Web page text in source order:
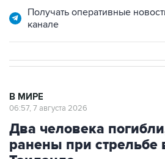
Получать оперативные
канале
В МИРЕ
06:57, 7 августа 2026
Два человека
ранены при стрельбе